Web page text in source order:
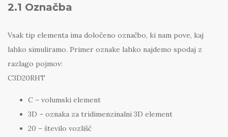
2.1 Označba
Vsak tip elementa ima določeno označbo, ki nam pove, kaj
lahko simuliramo. Primer oznake lahko najdemo spodaj z
razlago pojmov:
C3D20RHT
C – volumski element
3D – oznaka za tridimenzinalni 3D element
20 – število vozlišč